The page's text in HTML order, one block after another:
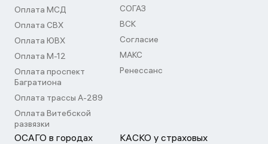
Оплата МСД
Оплата СВХ
Оплата ЮВХ
Оплата М-12
Оплата проспект
Багратиона
Оплата трассы А-289
Оплата Витебской
развязки
СОГАЗ
ВСК
Согласие
МАКС
Ренессанс
ОСАГО в городах КАСКО у страховых